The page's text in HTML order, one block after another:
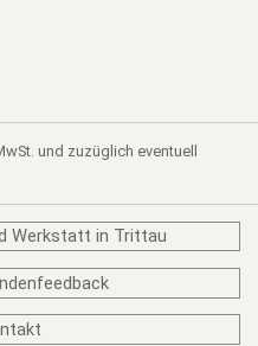
und zuzüglich eventuell